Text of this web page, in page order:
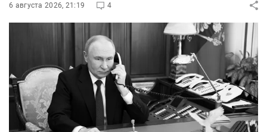
6 августа 2026, 21:19 4